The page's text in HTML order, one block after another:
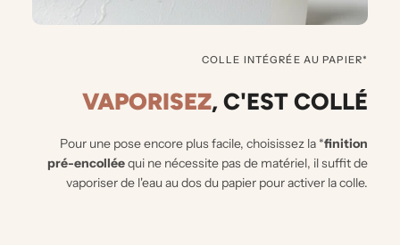
COLLE INTÉGRÉE AU PAPIER*
VAPORISEZ, C'EST COLLÉ
Pour une pose encore plus facile, choisissez la *finition
pré-encolléequi ne nécessite pas de matériel, il suffit de
vaporiser de l'eau au dos du papier pour activer la colle.